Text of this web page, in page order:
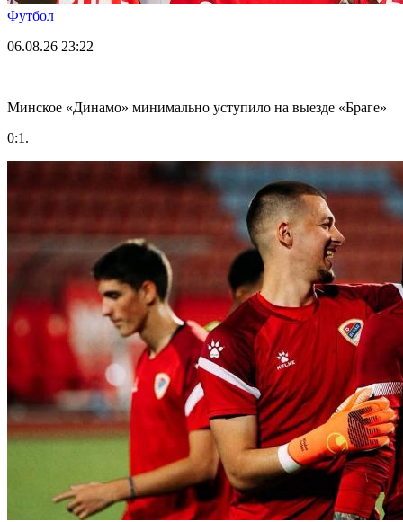
Футбол
06.08.26 23:22
Минское «Динамо» минимально уступило на выезде «Браге»
0:1.